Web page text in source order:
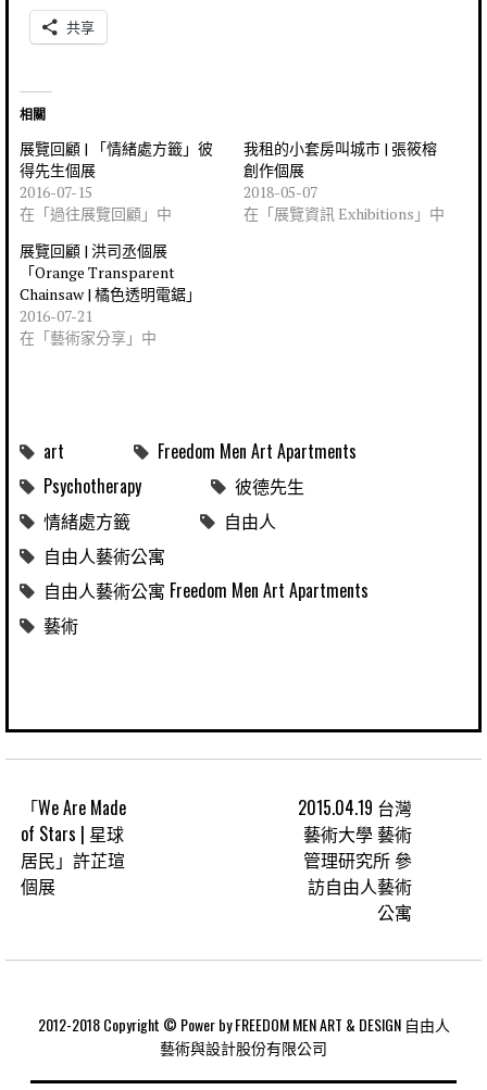
共享
相關
展覽回顧 | 「情緒處方籤」彼
得先生個展
2016-07-15
在「過往展覽回顧」中
我租的小套房叫城市 | 張筱榕
創作個展
2018-05-07
在「展覽資訊 Exhibitions」中
展覽回顧 | 洪司丞個展
「Orange Transparent
Chainsaw | 橘色透明電鋸」
2016-07-21
在「藝術家分享」中
art
Freedom Men Art Apartments
Psychotherapy
彼德先生
情緒處方籤
自由人
自由人藝術公寓
自由人藝術公寓 Freedom Men Art Apartments
藝術
「We Are Made
of Stars | 星球
居民」許芷瑄
個展
2015.04.19 台灣
藝術大學 藝術
管理研究所 參
訪自由人藝術
公寓
2012-2018 Copyright © Power by FREEDOM MEN ART & DESIGN 自由人
藝術與設計股份有限公司